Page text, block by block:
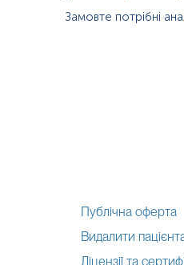
Замовте потрібні
Публічна оферта
Видалити
Ліцензії та